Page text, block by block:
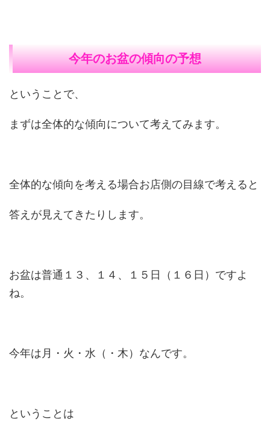
今年のお盆の傾向の予想
ということで、
まずは全体的な傾向について考えてみます。
全体的な傾向を考える場合お店側の目線で考えると
答えが見えてきたりします。
お盆は普通１３、１４、１５日（１６日）ですよ
ね。
今年は月・火・水（・木）なんです。
ということは